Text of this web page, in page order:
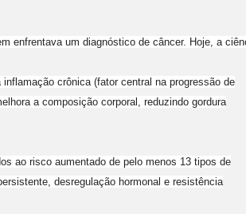
enfrentava um diagnóstico de câncer. Hoje, a
crônica (fator central na progressão de
a composição corporal, reduzindo gordura
ao risco aumentado de pelo menos 13 tipos de
desregulação hormonal e resistência